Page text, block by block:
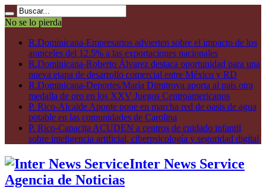
No se lo pierda
R.Dominicana-Empresarios advierten sobre el impacto de los
aranceles del 12.5% a las exportaciones nacionales
R.Dominicana-Roberto Álvarez destaca oportunidad para una
nueva etapa de desarrollo comercial entre México y RD
R.Dominicana-Deportes/María Dimitrova aporta al país otra
medalla de oro en los XXV Juegos Centroamericanos
P. Rico-Alcalde Aponte pone en marcha red de oasis de agua
potable en las comunidades de Carolina
P. Rico-Capacita ACUDEN a centros de cuidado infantil
sobre inteligencia artificial, ciberpsicología y seguridad digital
Inter News Service
Agencia de Noticias